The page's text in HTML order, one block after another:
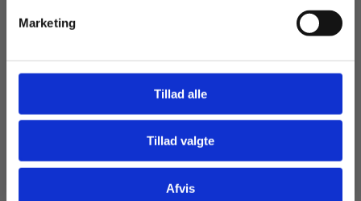
Marketing
Tillad alle
Tillad valgte
Afvis
Gå til praxisOnline